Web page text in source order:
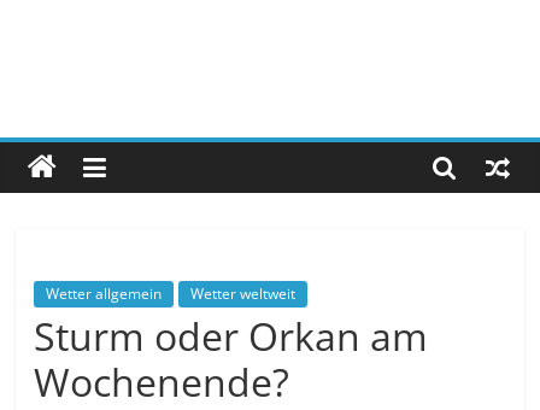
Wetter allgemein Wetter weltweit
Sturm oder Orkan am
Wochenende?